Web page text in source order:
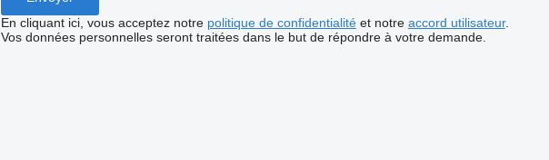
En cliquant ici, vous acceptez notre politique de confidentialitéet notre accord utilisateur.
Vos données personnelles seront traitées dans le but de répondre à votre demande.